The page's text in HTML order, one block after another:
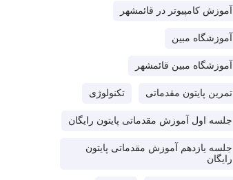
آموزش کامپیوتر در قائمشهر
آموزشگاه مبین
آموزشگاه مبین قائمشهر
تمرین پایتون مقدماتی تکنولوژی
جلسه اول آموزش مقدماتی پایتون رایگان
جلسه یازدهم آموزش مقدماتی پایتون
رایگان